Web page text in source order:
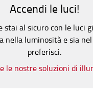
Accendi le luci!
stai al sicuro con le luci
nella luminosità e sia
preferisci.
le nostre soluzioni di